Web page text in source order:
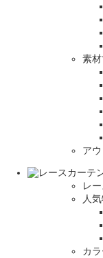
素
ア
レ
人
カ